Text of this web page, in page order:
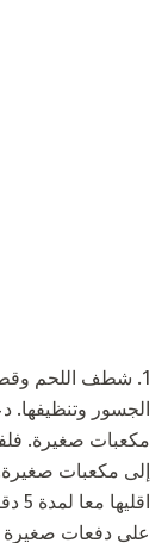
1. شطف اللحم
الجسور وتنظيفها.
مكعبات صغيرة.
إلى مكعبات